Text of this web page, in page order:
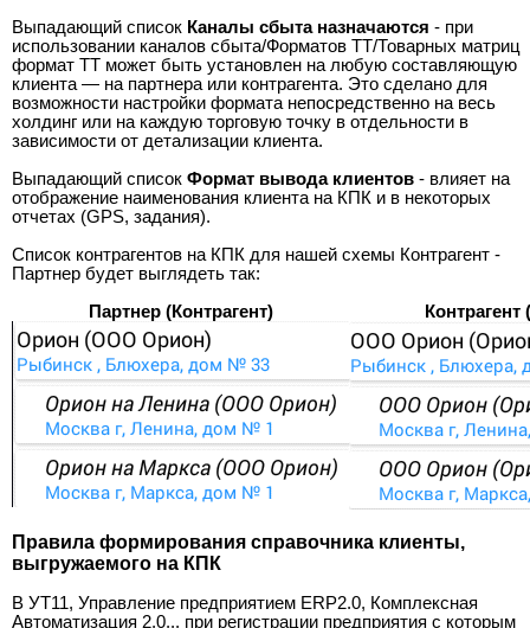
Выпадающий список Каналы сбыта назначаются - при
использовании каналов сбыта/Форматов ТТ/Товарных матриц
формат ТТ может быть установлен на любую составляющую
клиента — на партнера или контрагента. Это сделано для
возможности настройки формата непосредственно на весь
холдинг или на каждую торговую точку в отдельности в
зависимости от детализации клиента.
Выпадающий список Формат вывода клиентов - влияет на
отображение наименования клиента на КПК и в некоторых
отчетах (GPS, задания).
Список контрагентов на КПК для нашей схемы Контрагент -
Партнер будет выглядеть так:
Партнер (Контрагент)
Контрагент
Правила формирования справочника клиенты,
выгружаемого на КПК
В УТ11, Управление предприятием ERP2.0, Комплексная
Автоматизация 2.0... при регистрации предприятия с которым